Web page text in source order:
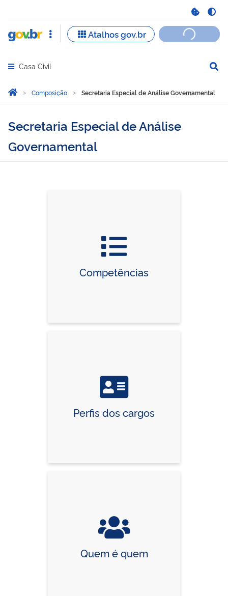
Abrir menu principal de navegação
Casa Civil
Você está aqui:
Página Inicial
Composição Secretaria Especial de Análise Governamental
Secretaria Especial de Análise
Governamental
Competências
Perfis dos cargos
Quem é quem